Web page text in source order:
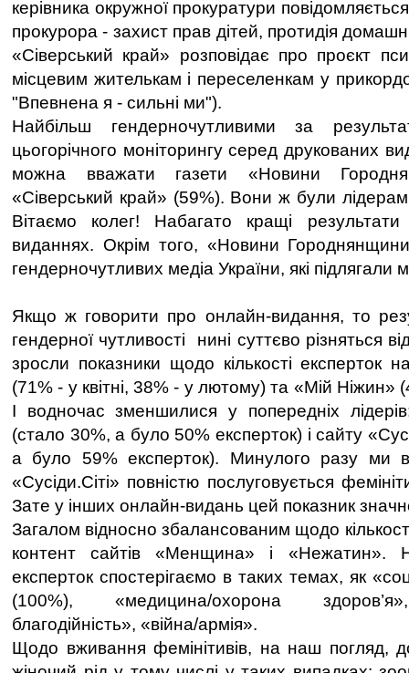
керівника окружної прокуратури
прокурора - захист прав дітей, протидія
«Сіверський край» розповідає про проєкт
місцевим жителькам і переселенкам у
"Впевнена я - сильні ми").
Найбільш гендерночутливими за
цьогорічного моніторингу серед друкованих
можна вважати газети «Новини
«Сіверський край» (59%). Вони ж були
Вітаємо колег! Набагато кращі
виданнях. Окрім того, «Новини
гендерночутливих медіа України, які підлягали
Якщо ж говорити про онлайн-видання, то
гендерної чутливості нині суттєво різняться
зросли показники щодо кількості експерток
(71% - у квітні, 38% - у лютому) та «Мій Ніжин»
І водночас зменшилися у попередніх
(стало 30%, а було 50% експерток) і сайту
а було 59% експерток). Минулого разу ми
«Сусіди.Сіті» повністю послуговується
Зате у інших онлайн-видань цей показник
Загалом відносно збалансованим щодо кількості
контент сайтів «Менщина» і «Нежатин».
експерток спостерігаємо в таких темах, як
(100%), «медицина/охорона
благодійність», «війна/армія».
Щодо вживання фемінітивів, на наш погляд,